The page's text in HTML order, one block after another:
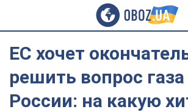
ЕС хочет
решить вопрос газа
России: на какую